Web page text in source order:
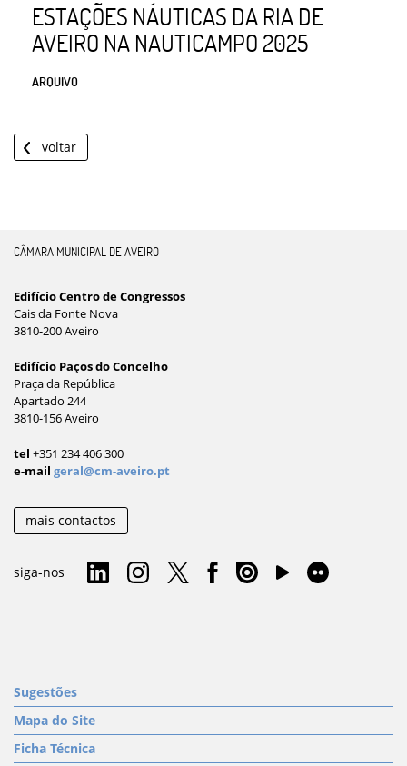
ESTAÇÕES NÁUTICAS DA RIA DE
AVEIRO NA NAUTICAMPO 2025
ARQUIVO
voltar
CÂMARA MUNICIPAL DE AVEIRO
Edifício Centro de Congressos
Cais da Fonte Nova
3810-200 Aveiro
Edifício Paços do Concelho
Praça da República
Apartado 244
3810-156 Aveiro
tel +351 234 406 300
e-mail geral@cm-aveiro.pt
mais contactos
siga-nos
Sugestões
Mapa do Site
Ficha Técnica